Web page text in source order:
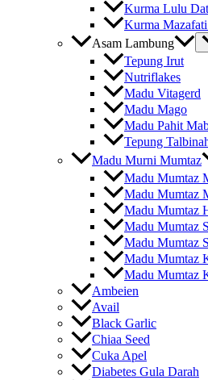
Kurma Lulu
Kurma
Asam Lambung
Tepung Irut
Nutriflakes
Madu Vitagerd
Madu Mago
Madu Pahit
Tepung
Madu Murni Mumtaz
Madu Mumtaz
Madu Mumtaz
Madu Mumtaz
Madu Mumtaz
Madu Mumtaz
Madu Mumtaz
Madu Mumtaz
Ambeien
Avail
Black Garlic
Chiaa Seed
Cuka Apel
Diabetes Gula Darah